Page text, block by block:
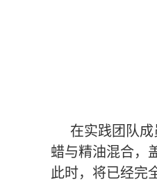
在实践团队成
蜡与精油混合，
此时，将已经完